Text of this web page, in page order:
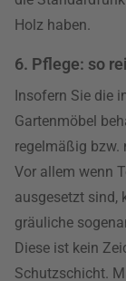
Holz haben.
6. Pflege: so
Insofern Sie die
Gartenmöbel
regelmäßig bzw.
Vor allem wenn
ausgesetzt sind,
gräuliche
Diese ist kein
Schutzschicht.